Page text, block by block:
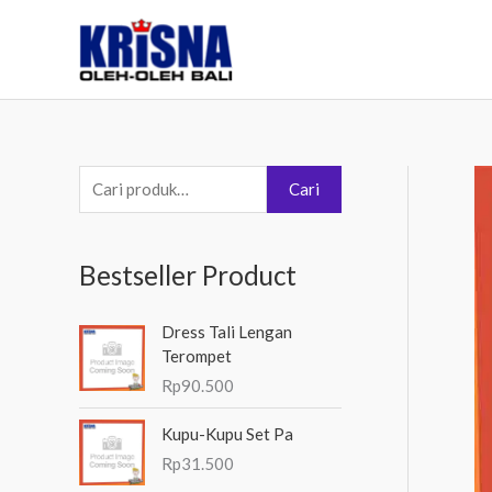
e
c
a
u
Cari
Bestseller Product
Dress Tali Lengan
Terompet
Rp90.500
Kupu-Kupu Set Pa
Rp31.500